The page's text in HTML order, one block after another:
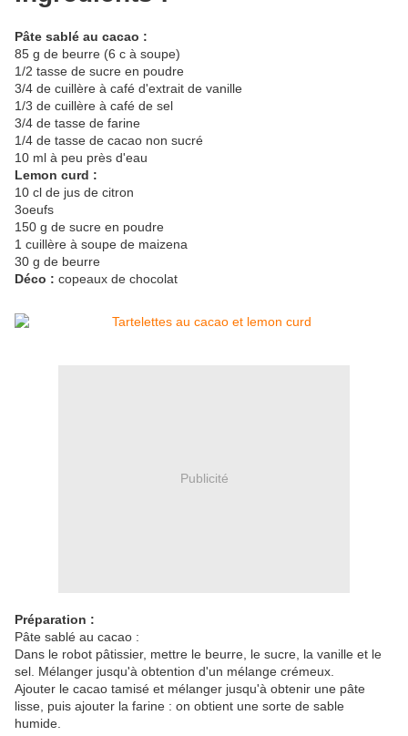
Pâte sablé au cacao :
85 g de beurre (6 c à soupe)
1/2 tasse de sucre en poudre
3/4 de cuillère à café d'extrait de vanille
1/3 de cuillère à café de sel
3/4 de tasse de farine
1/4 de tasse de cacao non sucré
10 ml à peu près d'eau
Lemon curd :
10 cl de jus de citron
3oeufs
150 g de sucre en poudre
1 cuillère à soupe de maizena
30 g de beurre
Déco : copeaux de chocolat
Publicité
Préparation :
Pâte sablé au cacao :
Dans le robot pâtissier, mettre le beurre, le sucre, la vanille et le
sel. Mélanger jusqu'à obtention d'un mélange crémeux.
Ajouter le cacao tamisé et mélanger jusqu'à obtenir une pâte
lisse, puis ajouter la farine : on obtient une sorte de sable
humide.